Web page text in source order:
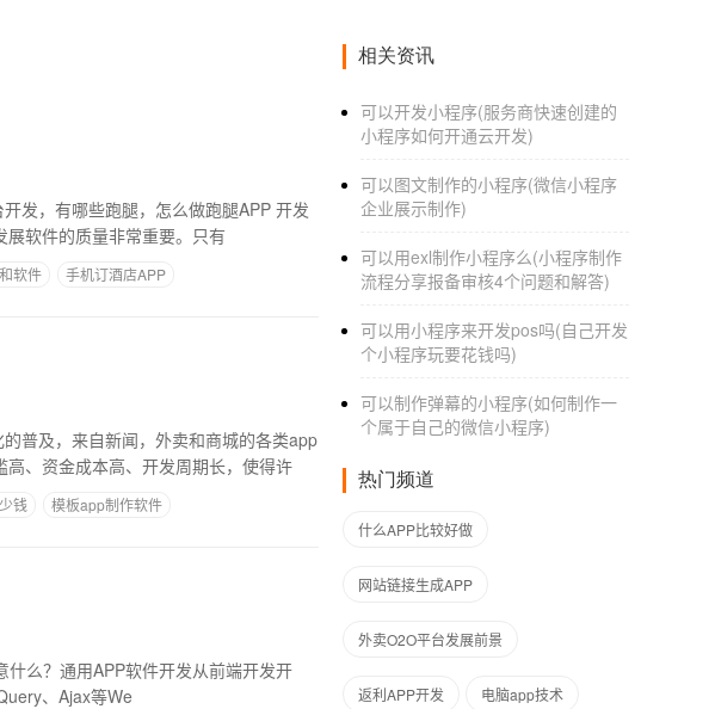
，有哪些跑腿，怎么做跑腿APP 开发
软件的质量非常重要。只有
软件
手机订酒店APP
普及，来自新闻，外卖和商城的各类app
、资金成本高、开发周期长，使得许
钱
模板app制作软件
么？通用APP软件开发从前端开发开
、Ajax等We
相关资讯
可以开发小程序(服务商快速创建的
小程序如何开通云开发)
可以图文制作的小程序(微信小程序
企业展示制作)
可以用exl制作小程序么(小程序制作
流程分享报备审核4个问题和解答)
可以用小程序来开发pos吗(自己开发
个小程序玩要花钱吗)
可以制作弹幕的小程序(如何制作一
个属于自己的微信小程序)
热门频道
什么APP比较好做
网站链接生成APP
外卖O2O平台发展前景
返利APP开发 电脑app技术